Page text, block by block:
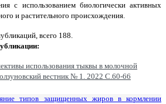
с использованием биологически активных
и растительного происхождения.
всего 188.
использования тыквы в молочной
вестник № 1. 2022 С.60-66
типов защищенных жиров в кормлении